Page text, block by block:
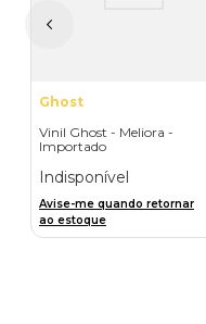
Ghost
Vinil Ghost - Meliora -
Importado
Indisponível
Avise-me quando retornar
ao estoque